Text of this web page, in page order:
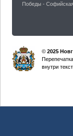
Победы -
© 2025
внутри